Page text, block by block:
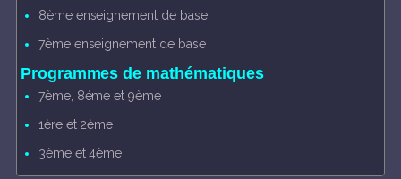
8ème enseignement de base
7ème enseignement de base
Programmes de mathématiques
7ème, 8éme et 9ème
1ère et 2ème
3ème et 4ème